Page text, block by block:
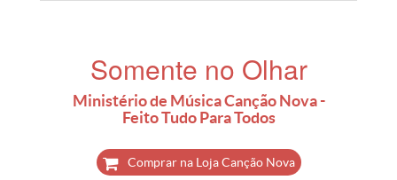
Somente no Olhar
Ministério de Música Canção Nova -
Feito Tudo Para Todos
Comprar na Loja Canção Nova